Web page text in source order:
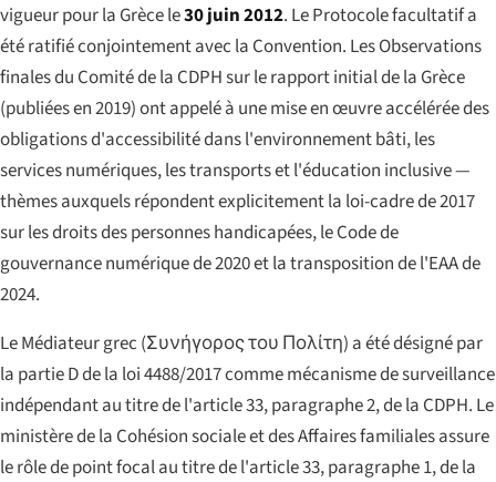
vigueur pour la Grèce le30 juin 2012. Le Protocole facultatif a
été ratifié conjointement avec la Convention. Les Observations
finales du Comité de la CDPH sur le rapport initial de la Grèce
(publiées en 2019) ont appelé à une mise en œuvre accélérée des
obligations d'accessibilité dans l'environnement bâti, les
services numériques, les transports et l'éducation inclusive —
thèmes auxquels répondent explicitement la loi-cadre de 2017
sur les droits des personnes handicapées, le Code de
gouvernance numérique de 2020 et la transposition de l'EAA de
2024.
Le Médiateur grec (Συνήγορος του Πολίτη) a été désigné par
la partie D de la loi 4488/2017 comme mécanisme de surveillance
indépendant au titre de l'article 33, paragraphe 2, de la CDPH. Le
ministère de la Cohésion sociale et des Affaires familiales assure
le rôle de point focal au titre de l'article 33, paragraphe 1, de la